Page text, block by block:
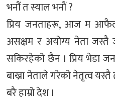
भनौं त स्याल भनौं ?
प्रिय जनताहरू, आज म
असक्षम र अयोग्य नेता
सकिरहेको छैन । प्रिय भेडा
बाख्रा नेताले गरेको नेतृत्व
बरै हाम्रो देश ।